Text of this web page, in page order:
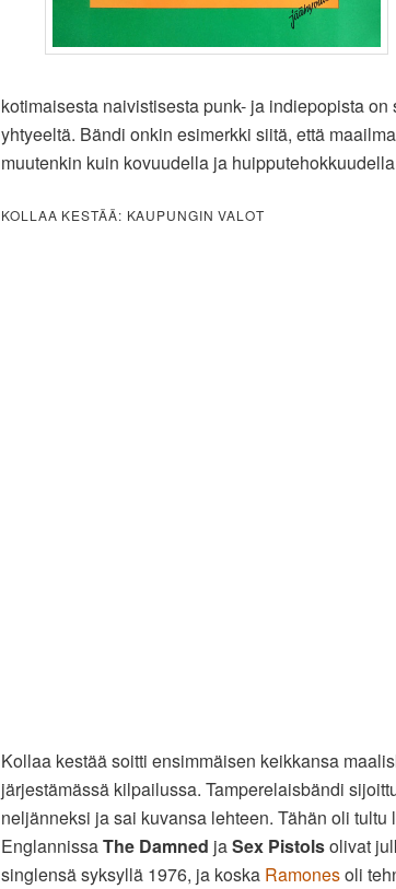
kotimaisesta naivistisesta punk- ja indiepopista on
yhtyeeltä. Bändi onkin esimerkki siitä, että
muutenkin kuin kovuudella ja
KOLLAA KESTÄÄ: KAUPUNGIN VALOT
Kollaa kestää soitti ensimmäisen keikkansa
järjestämässä kilpailussa. Tamperelaisbändi
neljänneksi ja sai kuvansa lehteen. Tähän oli tultu
EnglannissaThe Damned jaSex Pistolsolivat
singlensä syksyllä 1976, ja koska Ramonesoli